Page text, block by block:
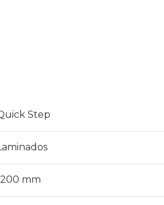
Step
mm